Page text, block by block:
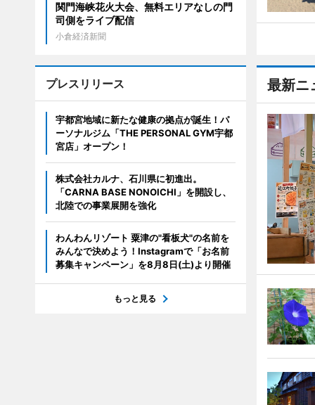
最新ニ
関門海峡花火大会、無料エリアなしの門
司側をライブ配信
小倉経済新聞
プレスリリース
宇都宮地域に新たな健康の拠点が誕生！パ
ーソナルジム「THE PERSONAL GYM宇都
宮店」オープン！
株式会社カルナ、石川県に初進出。
「CARNA BASE NONOICHI」を開設し、
北陸での事業展開を強化
わんわんリゾート 粟津の"看板犬"の名前を
みんなで決めよう！Instagramで「お名前
募集キャンペーン」を8月8日(土)より開催
もっと見る